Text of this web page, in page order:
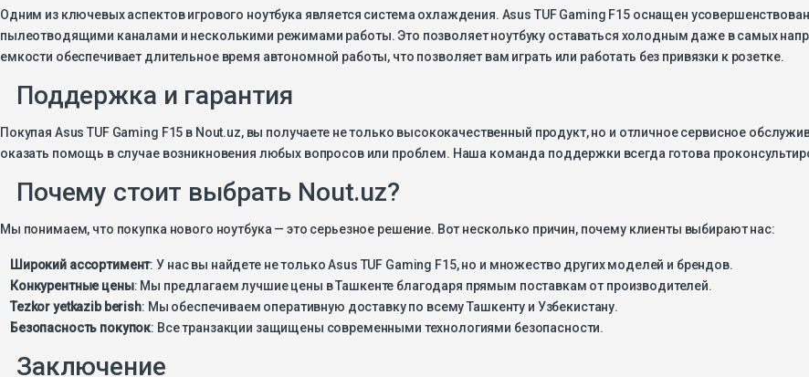
Одним из ключевых аспектов игрового ноутбука является система охлаждения. Asus TUF Gaming F15 оснащен
пылеотводящими каналами и несколькими режимами работы. Это позволяет ноутбуку оставаться холодным даже в самых
емкости обеспечивает длительное время автономной работы, что позволяет вам играть или работать без привязки к розетке.
Поддержка и гарантия
Покупая Asus TUF Gaming F15 в Nout.uz, вы получаете не только высококачественный продукт, но и отличное сервисное
оказать помощь в случае возникновения любых вопросов или проблем. Наша команда поддержки всегда готова
Почему стоит выбрать Nout.uz?
Мы понимаем, что покупка нового ноутбука — это серьезное решение. Вот несколько причин, почему клиенты выбирают нас:
Широкий ассортимент: У нас вы найдете не только Asus TUF Gaming F15, но и множество других моделей и брендов.
Конкурентные цены: Мы предлагаем лучшие цены в Ташкенте благодаря прямым поставкам от производителей.
Tezkor yetkazib berish: Мы обеспечиваем оперативную доставку по всему Ташкенту и Узбекистану.
Безопасность покупок: Все транзакции защищены современными технологиями безопасности.
Заключение